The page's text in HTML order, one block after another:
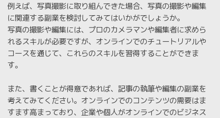
例えば、写真撮影に取り組んできた場合、写真の撮影や編集
に関連する副業を検討してみてはいかがでしょうか。
写真の撮影や編集には、プロのカメラマンや編集者に求めら
れるスキルが必要ですが、オンラインでのチュートリアルや
コースを通じて、これらのスキルを習得することができま
す。
また、書くことが得意であれば、記事の執筆や編集の副業を
考えてみてください。オンラインでのコンテンツの需要はま
すます高まっており、企業や個人がオンラインでのビジネス